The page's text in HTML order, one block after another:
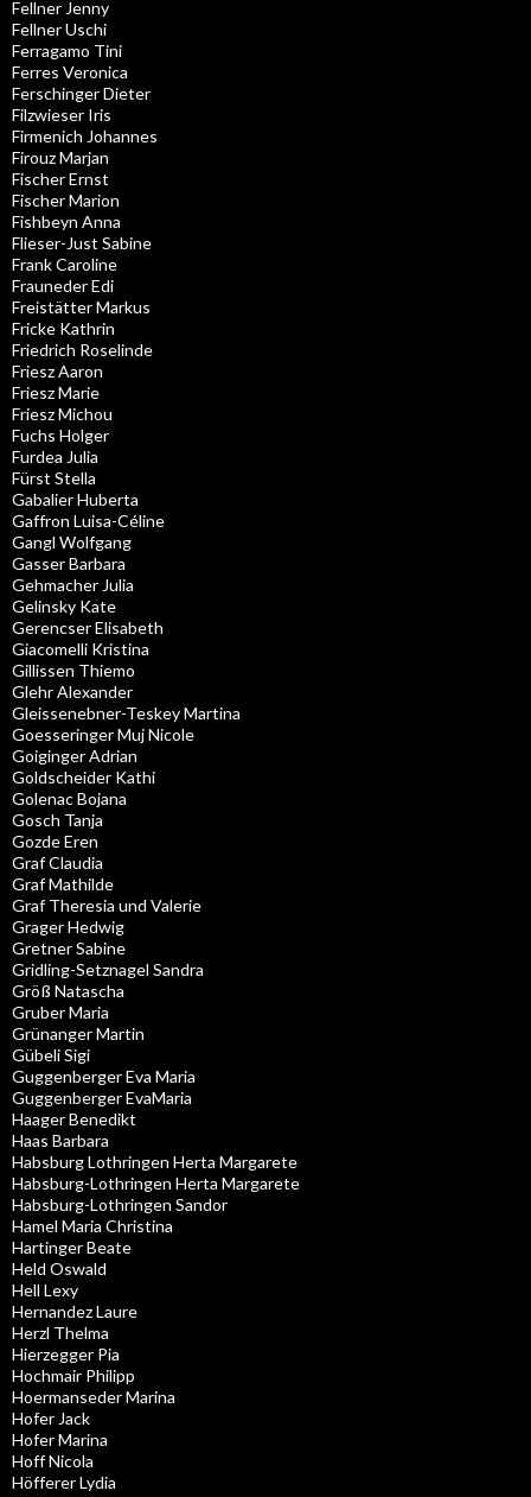
Fellner Jenny
Fellner Uschi
Ferragamo Tini
Ferres Veronica
Ferschinger Dieter
Filzwieser Iris
Firmenich Johannes
Firouz Marjan
Fischer Ernst
Fischer Marion
Fishbeyn Anna
Flieser-Just Sabine
Frank Caroline
Frauneder Edi
Freistätter Markus
Fricke Kathrin
Friedrich Roselinde
Friesz Aaron
Friesz Marie
Friesz Michou
Fuchs Holger
Furdea Julia
Fürst Stella
Gabalier Huberta
Gaffron Luisa-Céline
Gangl Wolfgang
Gasser Barbara
Gehmacher Julia
Gelinsky Kate
Gerencser Elisabeth
Giacomelli Kristina
Gillissen Thiemo
Glehr Alexander
Gleissenebner-Teskey Martina
Goesseringer Muj Nicole
Goiginger Adrian
Goldscheider Kathi
Golenac Bojana
Gosch Tanja
Gozde Eren
Graf Claudia
Graf Mathilde
Graf Theresia und Valerie
Grager Hedwig
Gretner Sabine
Gridling-Setznagel Sandra
Größ Natascha
Gruber Maria
Grünanger Martin
Gübeli Sigi
Guggenberger Eva Maria
Guggenberger EvaMaria
Haager Benedikt
Haas Barbara
Habsburg Lothringen Herta Margarete
Habsburg-Lothringen Herta Margarete
Habsburg-Lothringen Sandor
Hamel Maria Christina
Hartinger Beate
Held Oswald
Hell Lexy
Hernandez Laure
Herzl Thelma
Hierzegger Pia
Hochmair Philipp
Hoermanseder Marina
Hofer Jack
Hofer Marina
Hoff Nicola
Höfferer Lydia